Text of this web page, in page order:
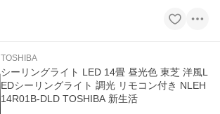
TOSHIBA
シーリングライト LED 14畳 昼光色 東芝 洋風L
EDシーリングライト 調光 リモコン付き NLEH
14R01B-DLD TOSHIBA 新生活